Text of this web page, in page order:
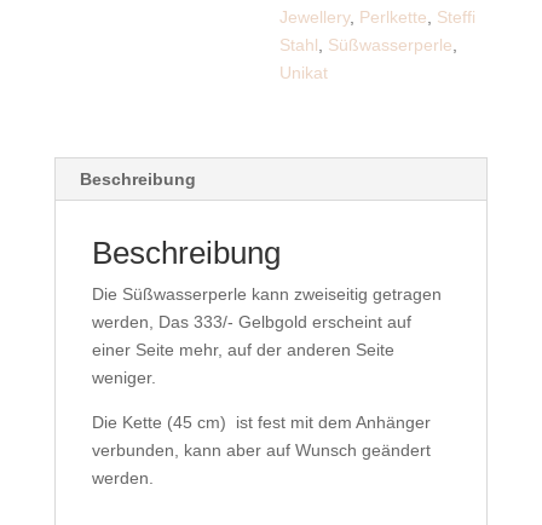
Jewellery, Perlkette
Steffi
Stahl
Süßwasserperle
Unikat
Beschreibung
Beschreibung
Die Süßwasserperle kann zweiseitig getragen
werden, Das 333/- Gelbgold erscheint auf
einer Seite mehr, auf der anderen Seite
weniger.
Die Kette (45 cm) ist fest mit dem Anhänger
verbunden, kann aber auf Wunsch geändert
werden.